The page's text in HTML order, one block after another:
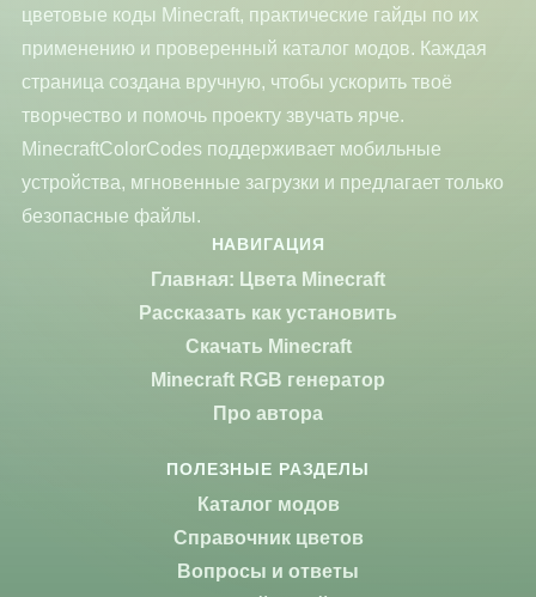
цветовые коды Minecraft, практические гайды по их
применению и проверенный каталог модов. Каждая
страница создана вручную, чтобы ускорить твоё
творчество и помочь проекту звучать ярче.
MinecraftColorCodes поддерживает мобильные
устройства, мгновенные загрузки и предлагает только
безопасные файлы.
НАВИГАЦИЯ
Главная: Цвета Minecraft
Рассказать как установить
Скачать Minecraft
Minecraft RGB генератор
Про автора
ПОЛЕЗНЫЕ РАЗДЕЛЫ
Каталог модов
Справочник цветов
Вопросы и ответы